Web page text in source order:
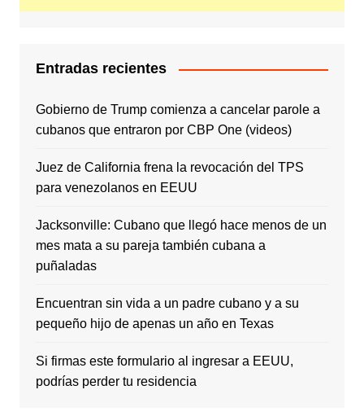
Entradas recientes
Gobierno de Trump comienza a cancelar parole a
cubanos que entraron por CBP One (videos)
Juez de California frena la revocación del TPS
para venezolanos en EEUU
Jacksonville: Cubano que llegó hace menos de un
mes mata a su pareja también cubana a
puñaladas
Encuentran sin vida a un padre cubano y a su
pequeño hijo de apenas un año en Texas
Si firmas este formulario al ingresar a EEUU,
podrías perder tu residencia